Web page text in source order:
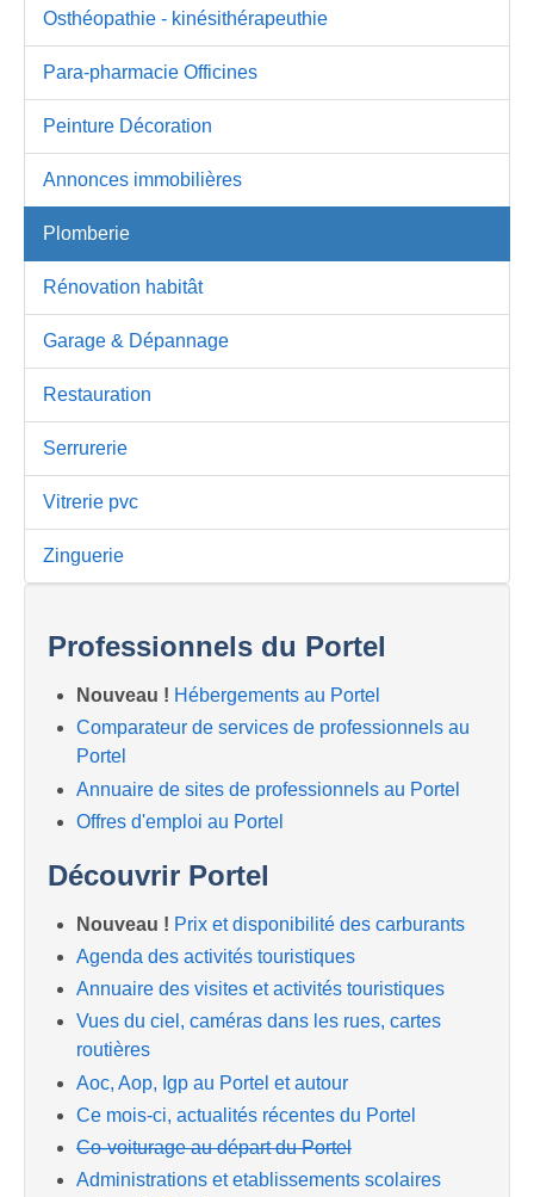
Osthéopathie - kinésithérapeuthie
Para-pharmacie Officines
Peinture Décoration
Annonces immobilières
Plomberie
Rénovation habitât
Garage & Dépannage
Restauration
Serrurerie
Vitrerie pvc
Zinguerie
Professionnels du Portel
Nouveau ! Hébergements au Portel
Comparateur de services de professionnels au
Portel
Annuaire de sites de professionnels au Portel
Offres d'emploi au Portel
Découvrir Portel
Nouveau ! Prix et disponibilité des carburants
Agenda des activités touristiques
Annuaire des visites et activités touristiques
Vues du ciel, caméras dans les rues, cartes
routières
Aoc, Aop, Igp au Portel et autour
Ce mois-ci, actualités récentes du Portel
Co-voiturage au départ du Portel
Administrations et etablissements scolaires